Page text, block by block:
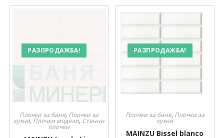
РАЗПРОДАЖБА!
Плочки за баня, Плочки за
кухня, Плочки модели, Стенни
плочки
РАЗПРОДАЖБА!
Плочки за баня, Плочки за
кухня
MAINZU Bissel blanco